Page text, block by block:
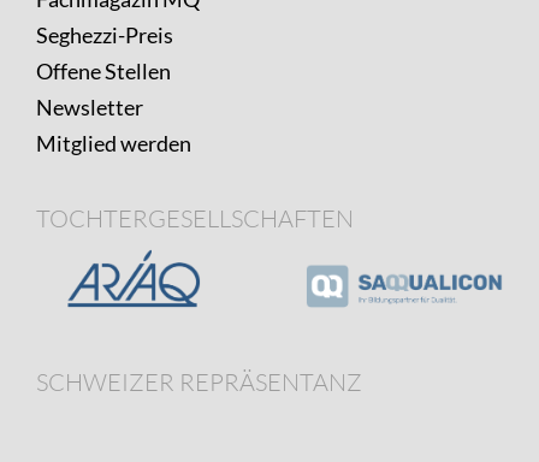
Seghezzi-Preis
Offene Stellen
Newsletter
Mitglied werden
TOCHTERGESELLSCHAFTEN
SCHWEIZER REPRÄSENTANZ